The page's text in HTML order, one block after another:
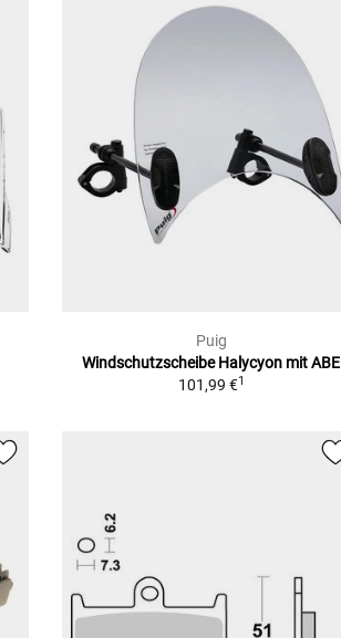
Puig
Windschutzscheibe Halycyon mit ABE
101,99 €1